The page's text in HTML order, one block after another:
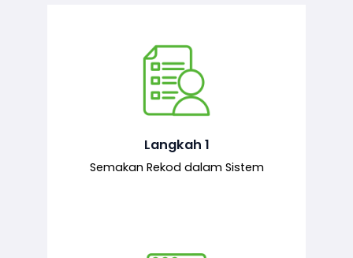
Langkah 1
Semakan Rekod dalam Sistem
Semakan ke atas sejarah permohonan
yang pernah dibuat oleh pemohon,